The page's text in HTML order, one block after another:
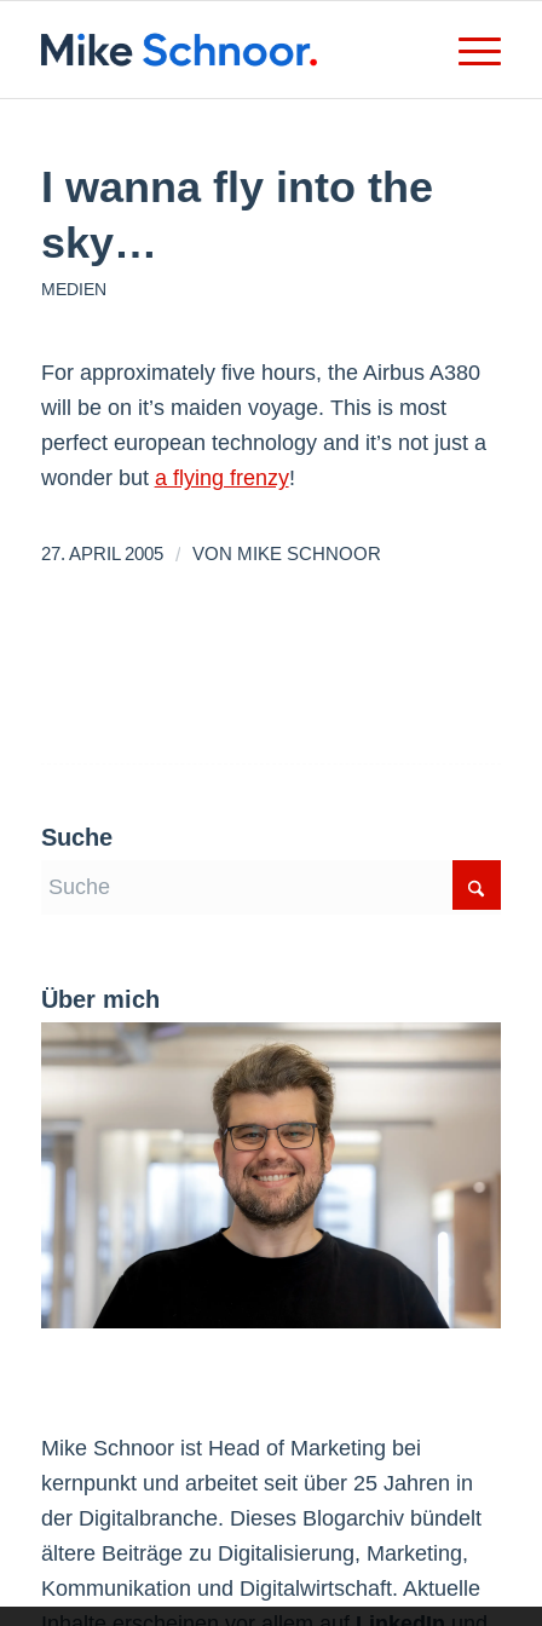
I wanna fly into the
sky…
MEDIEN
For approximately five hours, the Airbus A380
will be on it’s maiden voyage. This is most
perfect european technology and it’s not just a
wonder but a flying frenzy!
27. APRIL 2005 / VON MIKE SCHNOOR
Suche
Über mich
Mike Schnoor ist Head of Marketing bei
kernpunkt und arbeitet seit über 25 Jahren in
der Digitalbranche. Dieses Blogarchiv bündelt
ältere Beiträge zu Digitalisierung, Marketing,
Kommunikation und Digitalwirtschaft. Aktuelle